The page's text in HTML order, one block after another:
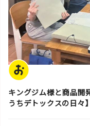
キングジム様と商品開
うちデトックスの日々】